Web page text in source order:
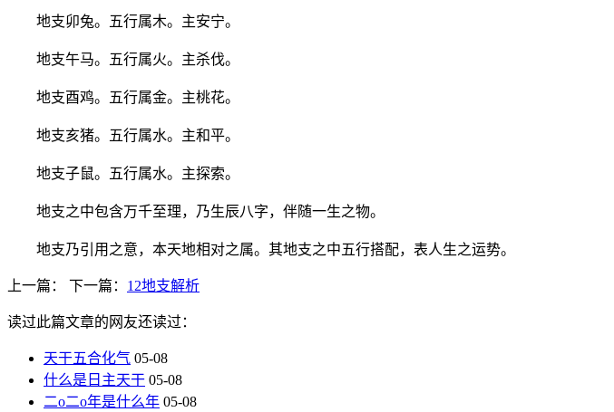
地支卯兔。五行属木。主安宁。
地支午马。五行属火。主杀伐。
地支酉鸡。五行属金。主桃花。
地支亥猪。五行属水。主和平。
地支子鼠。五行属水。主探索。
地支之中包含万千至理，乃生辰八字，伴随一生之物。
地支乃引用之意，本天地相对之属。其地支之中五行搭配，表人生之运势。
上一篇： 下一篇： 12地支解析
读过此篇文章的网友还读过：
天干五合化气 05-08
什么是日主天干 05-08
二o二o年是什么年 05-08